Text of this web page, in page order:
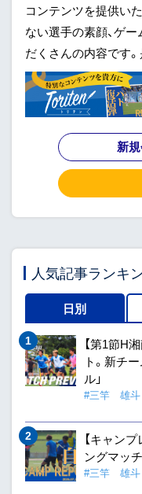
コンテンツを提供い
ない選手の素顔、ゲ
だくさんの内容です
新
人気記事ランキ
日別
【第1節H
ト。新チ
ル」
#三竿 雄斗
【キャン
ングマッ
#三竿 雄斗